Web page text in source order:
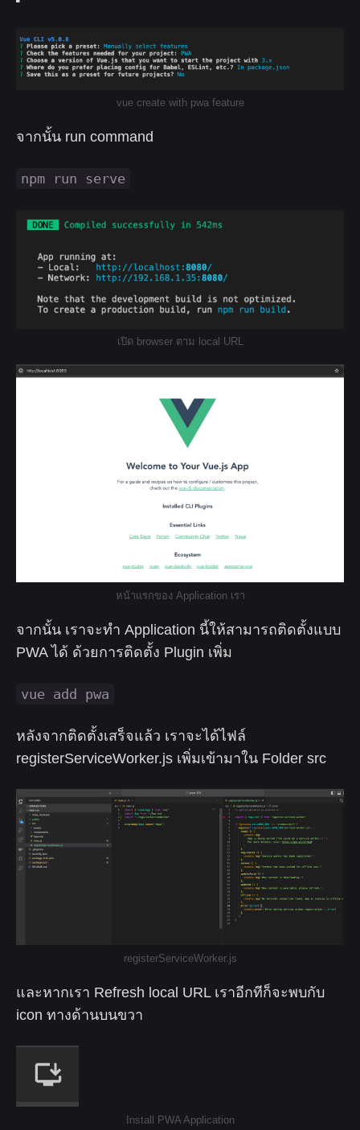
vue create with pwa feature
จากนั้น run command
npm run serve
เปิด browser ตาม local URL
หน้าแรกของ Application เรา
จากนั้น เราจะทำ Application นี้ให้สามารถติดตั้งแบบ
PWA ได้ ด้วยการติดตั้ง Plugin เพิ่ม
vue add pwa
หลังจากติดตั้งเสร็จแล้ว เราจะได้ไฟล์
registerServiceWorker.js เพิ่มเข้ามาใน Folder src
registerServiceWorker.js
และหากเรา Refresh local URL เราอีกทีก็จะพบกับ
icon ทางด้านบนขวา
Install PWA Application